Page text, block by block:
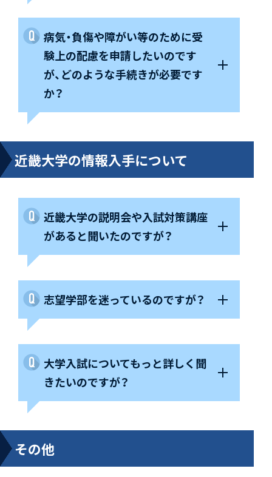
病気・負傷や障がい等のために受
験上の配慮を申請したいのです
が、どのような手続きが必要です
か？
近畿大学の情報入手について
近畿大学の説明会や入試対策講座
があると聞いたのですが？
志望学部を迷っているのですが？
大学入試についてもっと詳しく聞
きたいのですが？
その他